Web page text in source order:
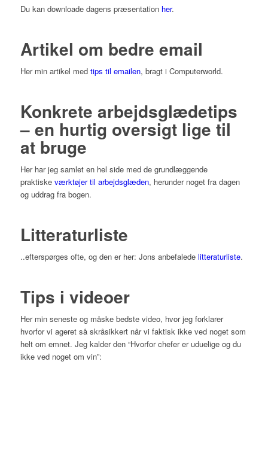
Du kan downloade dagens præsentation her.
Artikel om bedre email
Her min artikel medtips til emailen, bragt i Computerworld.
Konkrete arbejdsglædetips
– en hurtig oversigt lige til
at bruge
Her har jeg samlet en hel side med de grundlæggende
praktiske værktøjer til arbejdsglæden, herunder noget fra dagen
og uddrag fra bogen.
Litteraturliste
..efterspørges ofte, og den er her: Jons anbefalede litteraturliste.
Tips i videoer
Her min seneste og måske bedste video, hvor jeg forklarer
hvorfor vi ageret så skråsikkert når vi faktisk ikke ved noget som
helt om emnet. Jeg kalder den “Hvorfor chefer er uduelige og du
ikke ved noget om vin”: